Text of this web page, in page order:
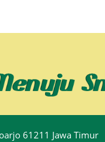
61211 Jawa Timur